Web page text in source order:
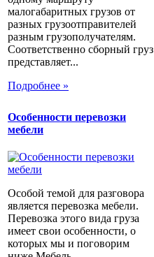
малогабаритных грузов от
разных грузоотправителей
разным грузополучателям.
Соответственно сборный груз
представляет...
Подробнее »
Особенности перевозки
мебели
Особой темой для разговора
является перевозка мебели.
Перевозка этого вида груза
имеет свои особенности, о
которых мы и поговорим